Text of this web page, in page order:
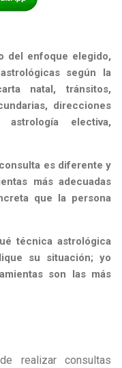
del enfoque elegido,
según la
natal, tránsitos,
direcciones
astrología electiva,
es diferente y
más adecuadas
que la persona
técnica astrológica
su situación; yo
son las más
realizar consultas